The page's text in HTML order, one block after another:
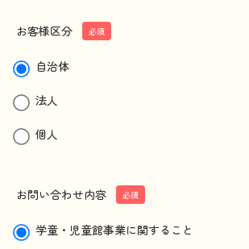
お客様区分 必須
自治体
法人
個人
お問い合わせ内容 必須
学童・児童館事業に関すること